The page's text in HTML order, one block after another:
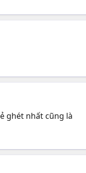
ghét nhất cũng là